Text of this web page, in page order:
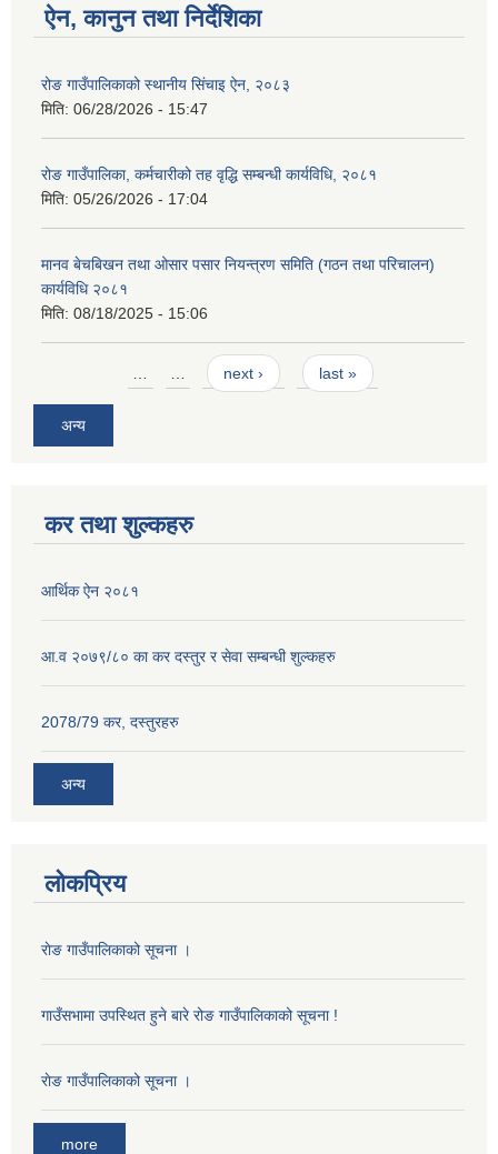
ऐन, कानुन तथा निर्देशिका
रोङ गाउँपालिकाको स्थानीय सिंचाइ ऐन, २०८३
मिति: 06/28/2026 - 15:47
रोङ गाउँपालिका, कर्मचारीको तह वृद्धि सम्बन्धी कार्यविधि, २०८१
मिति: 05/26/2026 - 17:04
मानव बेचबिखन तथा ओसार पसार नियन्त्रण समिति (गठन तथा परिचालन)
कार्यविधि २०८१
मिति: 08/18/2025 - 15:06
… … next › last »
अन्य
कर तथा शुल्कहरु
आर्थिक ऐन २०८१
आ.व २०७९/८० का कर दस्तुर र सेवा सम्बन्धी शुल्कहरु
2078/79 कर, दस्तुरहरु
अन्य
लोकप्रिय
राेङ गाउँपालिकाको सूचना ।
गाउँसभामा उपस्थित हुने बारे रोङ गाउँपालिकाको सूचना !
राेङ गाउँपालिकाको सूचना ।
more